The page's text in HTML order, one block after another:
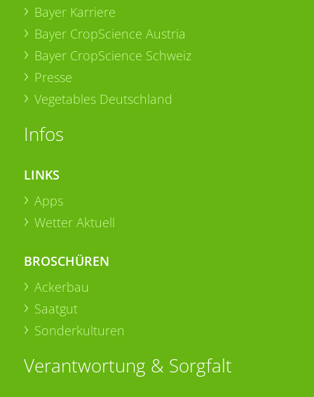
Bayer Karriere
Bayer CropScience Austria
Bayer CropScience Schweiz
Presse
Vegetables Deutschland
Infos
LINKS
Apps
Wetter Aktuell
BROSCHÜREN
Ackerbau
Saatgut
Sonderkulturen
Verantwortung & Sorgfalt